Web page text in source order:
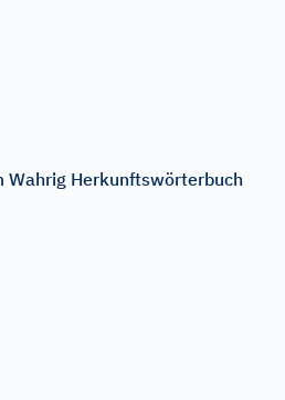
Wahrig Herkunftswörterbuch